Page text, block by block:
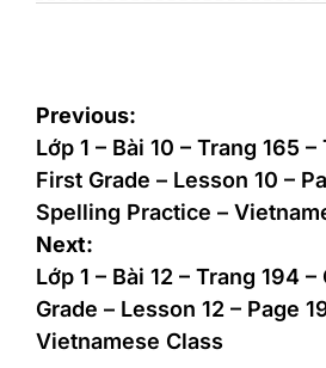
Post
navigation
Previous:
Lớp 1 – Bài 10 – Trang 165
First Grade – Lesson 10 –
Spelling Practice –
Next:
Lớp 1 – Bài 12 – Trang 194
Grade – Lesson 12 – Page
Vietnamese Class